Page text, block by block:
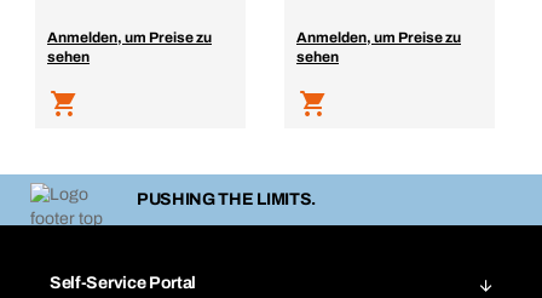
Anmelden, um Preise zu
sehen
Anmelden, um Preise zu
sehen
PUSHING THE LIMITS.
Self-Service Portal